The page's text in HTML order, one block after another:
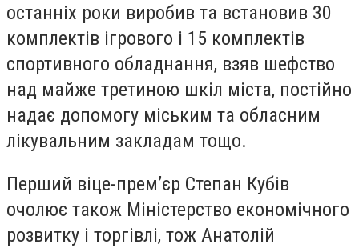
останніх роки виробив та встановив 30
комплектів ігрового і 15 комплектів
спортивного обладнання, взяв шефство
над майже третиною шкіл міста, постійно
надає допомогу міським та обласним
лікувальним закладам тощо.
Перший віце-прем’єр Степан Кубів
очолює також Міністерство економічного
розвитку і торгівлі, тож Анатолій